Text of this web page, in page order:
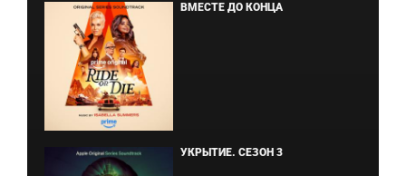
ВМЕСТЕ ДО КОНЦА
УКРЫТИЕ. СЕЗОН 3